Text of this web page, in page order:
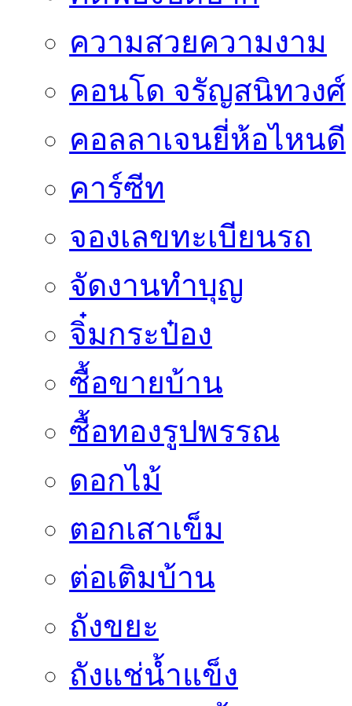
ความสวยความงาม
คอนโด จรัญสนิทวงศ์
คอลลาเจนยี่ห้อไหนดี
คาร์ซีท
จองเลขทะเบียนรถ
จัดงานทำบุญ
จิ๋มกระป๋อง
ซื้อขายบ้าน
ซื้อทองรูปพรรณ
ดอกไม้
ตอกเสาเข็ม
ต่อเติมบ้าน
ถังขยะ
ถังแช่น้ำแข็ง